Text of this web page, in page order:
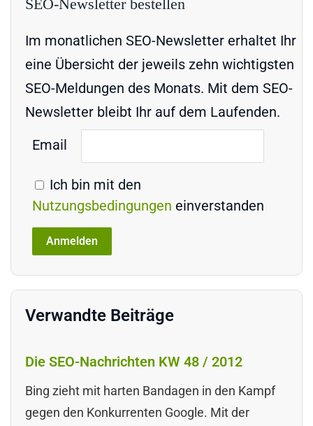
SEO-Newsletter bestellen
Im monatlichen SEO-Newsletter erhaltet Ihr
eine Übersicht der jeweils zehn wichtigsten
SEO-Meldungen des Monats. Mit dem SEO-
Newsletter bleibt Ihr auf dem Laufenden.
Email
Ich bin mit den
Nutzungsbedingungen einverstanden
Verwandte Beiträge
Die SEO-Nachrichten KW 48 / 2012
Bing zieht mit harten Bandagen in den Kampf
gegen den Konkurrenten Google. Mit der